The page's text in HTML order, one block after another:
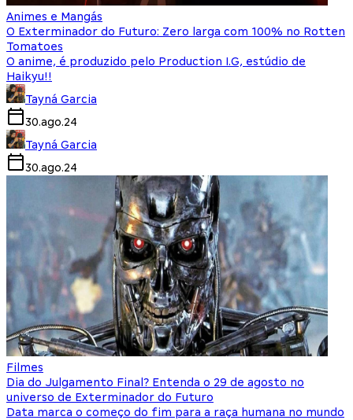
Animes e Mangás
O Exterminador do Futuro: Zero larga com 100% no Rotten
Tomatoes
O anime, é produzido pelo Production I.G, estúdio de
Haikyu!!
Tayná Garcia
30.ago.24
Tayná Garcia
30.ago.24
Filmes
Dia do Julgamento Final? Entenda o 29 de agosto no
universo de Exterminador do Futuro
Data marca o começo do fim para a raça humana no mundo